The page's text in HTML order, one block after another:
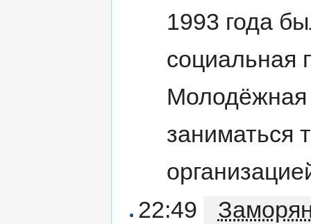
1993 года
социальная
Молодёжная
заниматься
22:49